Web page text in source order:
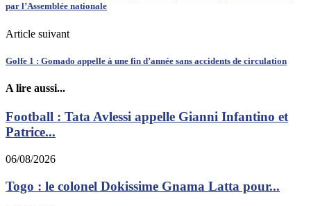
par l’Assemblée nationale
Article suivant
Golfe 1 : Gomado appelle à une fin d’année sans accidents de circulation
A lire aussi...
Football : Tata Avlessi appelle Gianni Infantino et
Patrice...
06/08/2026
Togo : le colonel Dokissime Gnama Latta pour...